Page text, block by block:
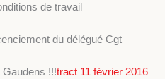
de travail
du délégué Cgt
Gaudens !!!tract 11 février 2016